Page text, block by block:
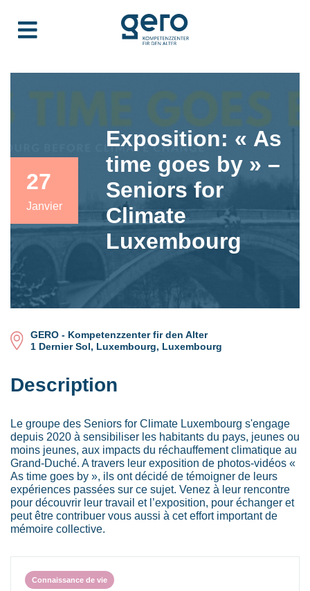
27
Janvier
Exposition: « As
time goes by » –
Seniors for
Climate
Luxembourg
GERO - Kompetenzzenter fir den Alter
1 Dernier Sol, Luxembourg, Luxembourg
Description
Le groupe des Seniors for Climate Luxembourg s'engage
depuis 2020 à sensibiliser les habitants du pays, jeunes ou
moins jeunes, aux impacts du réchauffement climatique au
Grand-Duché. A travers leur exposition de photos-vidéos «
As time goes by », ils ont décidé de témoigner de leurs
expériences passées sur ce sujet. Venez à leur rencontre
pour découvrir leur travail et l’exposition, pour échanger et
peut être contribuer vous aussi à cet effort important de
mémoire collective.
Connaissance de vie